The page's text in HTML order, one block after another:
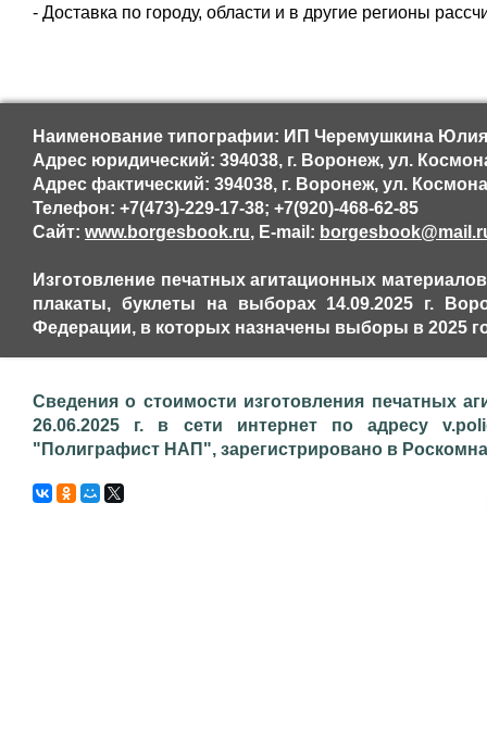
- Доставка по городу, области и в другие регионы
Наименование типографии: ИП Черемушкина
Адрес юридический: 394038, г. Воронеж, ул.
Адрес фактический: 394038, г. Воронеж, ул.
Телефон: +7(473)-229-17-38; +7(920)-468-62-85
Сайт: www.borgesbook.ru, E-mail:
Изготовление печатных агитационных
плакаты, буклеты на выборах 14.09.2025 г.
Федерации, в которых назначены выборы в 2025
Сведения о стоимости изготовления печатных
26.06.2025 г. в сети интернет по адресу
"Полиграфист НАП", зарегистрировано в